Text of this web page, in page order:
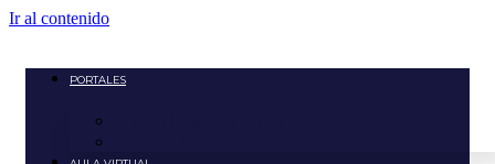
Ir al contenido
PORTALES